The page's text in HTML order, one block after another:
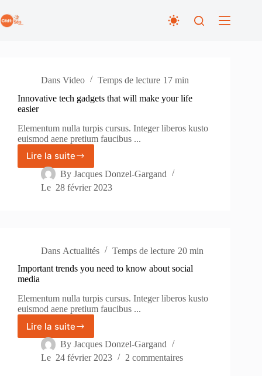
au
contenu
Dans Video Temps de lecture 17 min
Innovative tech gadgets that will make your life
easier
Elementum nulla turpis cursus. Integer liberos kusto
euismod aene pretium faucibus ...
Lire la suiteInnovative
tech
gadgets
that
easier
By Jacques Donzel-Gargand
Le 28 février 2023
Dans Actualités Temps de lecture 20 min
Important trends you need to know about social
media
Elementum nulla turpis cursus. Integer liberos kusto
euismod aene pretium faucibus ...
Lire la suite
Important
trends
you
need
By Jacques Donzel-Gargand
Le 24 février 2023 2 commentaires